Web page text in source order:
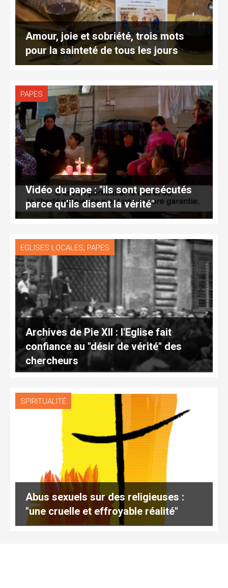
Amour, joie et sobriété, trois mots
pour la sainteté de tous les jours
PAPES
Vidéo du pape : "ils sont persécutés
parce qu’ils disent la vérité"
EGLISES LOCALES, PAPES
Archives de Pie XII : l'Eglise fait
confiance au "désir de vérité" des
chercheurs
SPIRITUALITÉ
Abus sexuels sur des religieuses :
"une cruelle et effroyable réalité"